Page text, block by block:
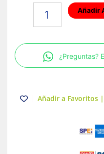
Atornillable
E
3
polos
Schneider
Añadir
¿Preguntas?
Añadir a Favoritos